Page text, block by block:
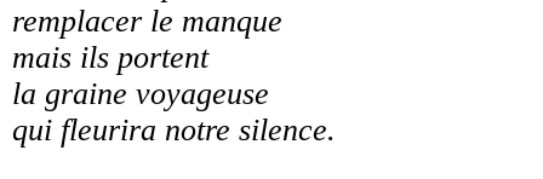
remplacer le manque
mais ils portent
la graine voyageuse
qui fleurira notre silence.